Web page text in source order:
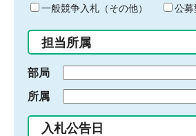
ド
入
力
一般競争入札（その他）
公募
担当所属
部局
所属
入札公告日